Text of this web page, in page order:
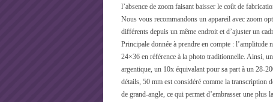
l’absence de zoom faisant baisser le coût de
Nous vous recommandons un appareil avec zoom
différents depuis un même endroit et d’ajuster un
Principale donnée à prendre en compte : l’amplitude
24×36 en référence à la photo traditionnelle. Ainsi,
argentique, un 10x équivalant pour sa part à un 28-
détails, 50 mm est considéré comme la transcription
de grand-angle, ce qui permet d’embrasser une